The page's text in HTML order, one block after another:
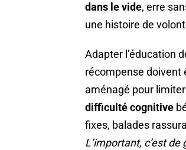
dans le vide, erre
une histoire de
Adapter l’éducation
récompense doivent
aménagé pour
difficulté cognitive
fixes, balades
L’important, c’est